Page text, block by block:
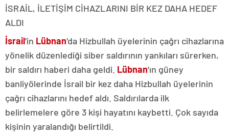
İSRAİL, İLETİŞİM CİHAZLARINI BİR KEZ DAHA HEDEF
ALDI
İsrail‘in Lübnan‘da Hizbullah üyelerinin çağrı cihazlarına
yönelik düzenlediği siber saldırının yankıları sürerken,
bir saldırı haberi daha geldi. Lübnan‘ın güney
banliyölerinde İsrail bir kez daha Hizbullah üyelerinin
çağrı cihazlarını hedef aldı. Saldırılarda ilk
belirlemelere göre 3 kişi hayatını kaybetti. Çok sayıda
kişinin yaralandığı belirtildi.